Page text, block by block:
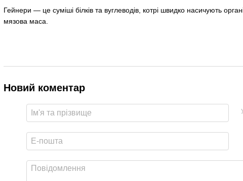
Гейнери — це суміші білків та вуглеводів, котрі швидко насичують
мязова маса.
Новий коментар